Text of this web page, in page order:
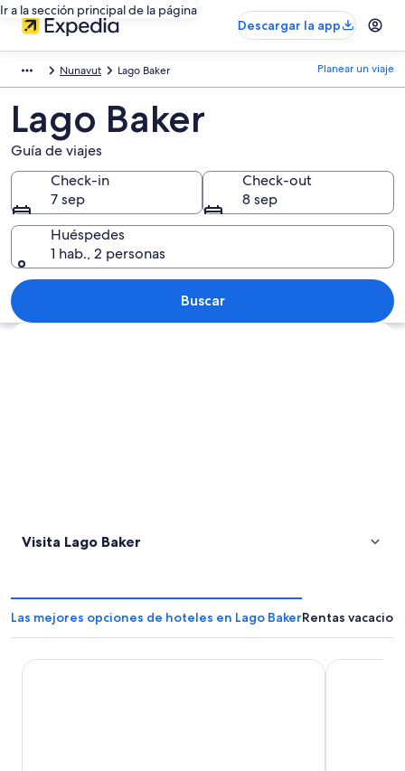
Ir a la sección principal de la página
Descargar la app
Nunavut Lago Baker Planear un viaje
Lago Baker
Guía de viajes
Check-in
7 sep
Check-out
8 sep
Huéspedes
1 hab., 2 personas
Buscar
Explorar mapa
Visita Lago Baker
Las mejores opciones de hoteles en Lago BakerRentas
Frobisher Inn Aqsarniit